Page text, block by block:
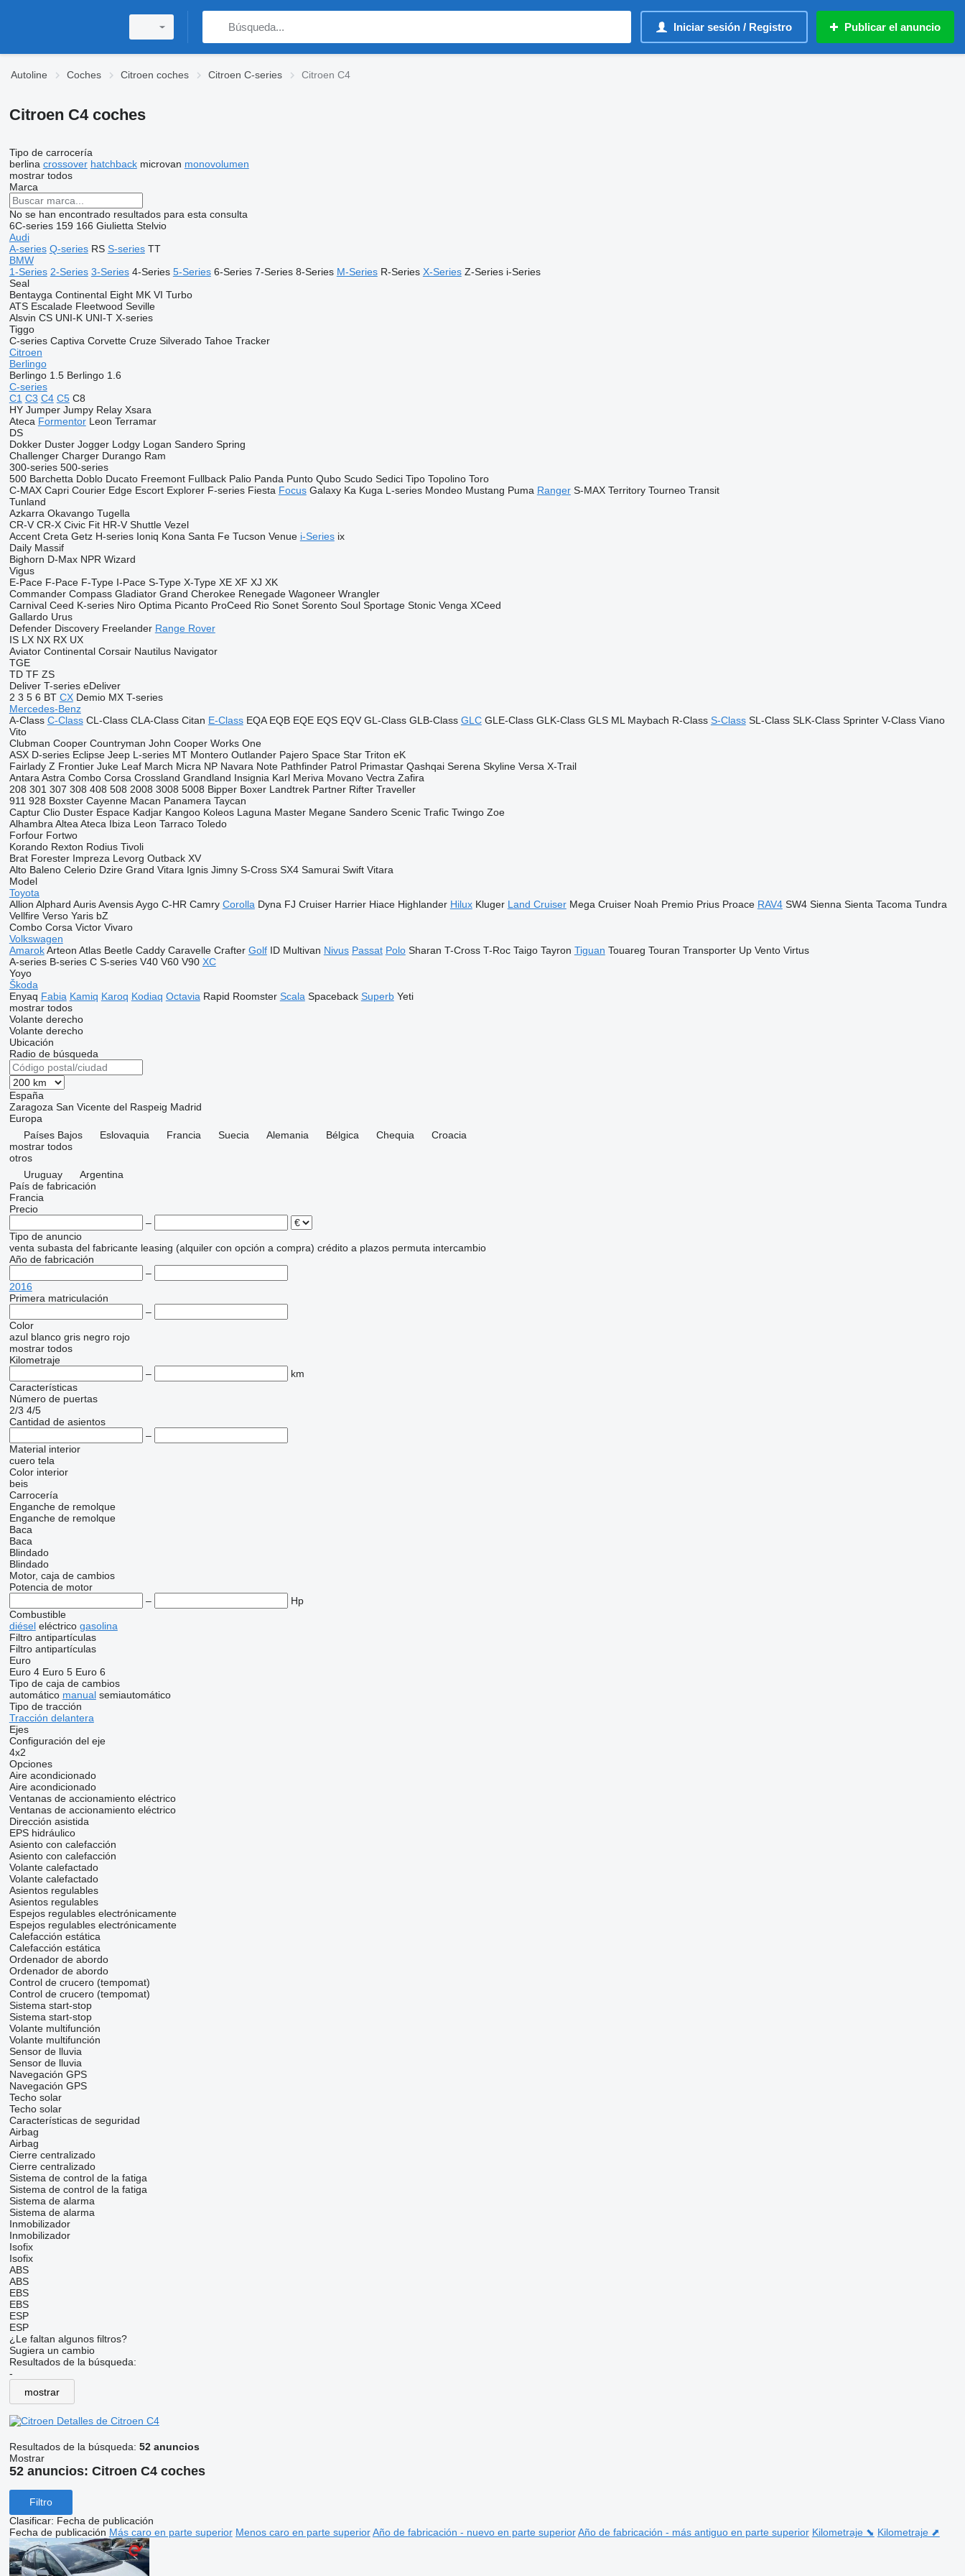
Iniciar sesión / Registro Publicar el anuncio
Autoline Coches Citroen coches Citroen C-series Citroen C4
Citroen C4 coches
Tipo de carrocería
berlina crossover hatchback microvan monovolumen
mostrar todos
Marca
No se han encontrado resultados para esta consulta
6C-series 159 166 Giulietta Stelvio
Audi
A-series Q-series RS S-series TT
BMW
1-Series 2-Series 3-Series 4-Series 5-Series 6-Series 7-Series 8-Series M-Series R-Series X-Series Z-Series i-Series
Seal
Bentayga Continental Eight MK VI Turbo
ATS Escalade Fleetwood Seville
Alsvin CS UNI-K UNI-T X-series
Tiggo
C-series Captiva Corvette Cruze Silverado Tahoe Tracker
Citroen
Berlingo
Berlingo 1.5 Berlingo 1.6
C-series
C1 C3 C4 C5 C8
HY Jumper Jumpy Relay Xsara
Ateca Formentor Leon Terramar
DS
Dokker Duster Jogger Lodgy Logan Sandero Spring
Challenger Charger Durango Ram
300-series 500-series
500 Barchetta Doblo Ducato Freemont Fullback Palio Panda Punto Qubo Scudo Sedici Tipo Topolino Toro
C-MAX Capri Courier Edge Escort Explorer F-series Fiesta Focus Galaxy Ka Kuga L-series Mondeo Mustang Puma Ranger S-MAX Territory Tourneo Transit
Tunland
Azkarra Okavango Tugella
CR-V CR-X Civic Fit HR-V Shuttle Vezel
Accent Creta Getz H-series Ioniq Kona Santa Fe Tucson Venue i-Series ix
Daily Massif
Bighorn D-Max NPR Wizard
Vigus
E-Pace F-Pace F-Type I-Pace S-Type X-Type XE XF XJ XK
Commander Compass Gladiator Grand Cherokee Renegade Wagoneer Wrangler
Carnival Ceed K-series Niro Optima Picanto ProCeed Rio Sonet Sorento Soul Sportage Stonic Venga XCeed
Gallardo Urus
Defender Discovery Freelander Range Rover
IS LX NX RX UX
Aviator Continental Corsair Nautilus Navigator
TGE
TD TF ZS
Deliver T-series eDeliver
2 3 5 6 BT CX Demio MX T-series
Mercedes-Benz
A-Class C-Class CL-Class CLA-Class Citan E-Class EQA EQB EQE EQS EQV GL-Class GLB-Class GLC GLE-Class GLK-Class GLS ML Maybach R-Class S-Class SL-Class SLK-Class Sprinter V-Class Viano
Vito
Clubman Cooper Countryman John Cooper Works One
ASX D-series Eclipse Jeep L-series MT Montero Outlander Pajero Space Star Triton eK
Fairlady Z Frontier Juke Leaf March Micra NP Navara Note Pathfinder Patrol Primastar Qashqai Serena Skyline Versa X-Trail
Antara Astra Combo Corsa Crossland Grandland Insignia Karl Meriva Movano Vectra Zafira
208 301 307 308 408 508 2008 3008 5008 Bipper Boxer Landtrek Partner Rifter Traveller
911 928 Boxster Cayenne Macan Panamera Taycan
Captur Clio Duster Espace Kadjar Kangoo Koleos Laguna Master Megane Sandero Scenic Trafic Twingo Zoe
Alhambra Altea Ateca Ibiza Leon Tarraco Toledo
Forfour Fortwo
Korando Rexton Rodius Tivoli
Brat Forester Impreza Levorg Outback XV
Alto Baleno Celerio Dzire Grand Vitara Ignis Jimny S-Cross SX4 Samurai Swift Vitara
Model
Toyota
Allion Alphard Auris Avensis Aygo C-HR Camry Corolla Dyna FJ Cruiser Harrier Hiace Highlander Hilux Kluger Land Cruiser Mega Cruiser Noah Premio Prius Proace RAV4 SW4 Sienna Sienta Tacoma Tundra
Vellfire Verso Yaris bZ
Combo Corsa Victor Vivaro
Volkswagen
Amarok Arteon Atlas Beetle Caddy Caravelle Crafter Golf ID Multivan Nivus Passat Polo Sharan T-Cross T-Roc Taigo Tayron Tiguan Touareg Touran Transporter Up Vento Virtus
A-series B-series C S-series V40 V60 V90 XC
Yoyo
Škoda
Enyaq Fabia Kamiq Karoq Kodiaq Octavia Rapid Roomster Scala Spaceback Superb Yeti
mostrar todos
Volante derecho
Volante derecho
Ubicación
Radio de búsqueda
España
Zaragoza San Vicente del Raspeig Madrid
Europa
Países Bajos
Eslovaquia Francia Suecia Alemania Bélgica Chequia
Croacia
mostrar todos
otros
Uruguay
Argentina
País de fabricación
Francia
Precio
–
Tipo de anuncio
venta subasta del fabricante leasing (alquiler con opción a compra) crédito a plazos permuta intercambio
Año de fabricación
–
2016
Primera matriculación
–
Color
azul blanco gris negro rojo
mostrar todos
Kilometraje
–
km
Características
Número de puertas
2/3 4/5
Cantidad de asientos
–
Material interior
cuero tela
Color interior
beis
Carrocería
Enganche de remolque
Enganche de remolque
Baca
Baca
Blindado
Blindado
Motor, caja de cambios
Potencia de motor
–
Hp
Combustible
diésel eléctrico gasolina
Filtro antipartículas
Filtro antipartículas
Euro
Euro 4 Euro 5 Euro 6
Tipo de caja de cambios
automático manual semiautomático
Tipo de tracción
Tracción delantera
Ejes
Configuración del eje
4x2
Opciones
Aire acondicionado
Aire acondicionado
Ventanas de accionamiento eléctrico
Ventanas de accionamiento eléctrico
Dirección asistida
EPS hidráulico
Asiento con calefacción
Asiento con calefacción
Volante calefactado
Volante calefactado
Asientos regulables
Asientos regulables
Espejos regulables electrónicamente
Espejos regulables electrónicamente
Calefacción estática
Calefacción estática
Ordenador de abordo
Ordenador de abordo
Control de crucero (tempomat)
Control de crucero (tempomat)
Sistema start-stop
Sistema start-stop
Volante multifunción
Volante multifunción
Sensor de lluvia
Sensor de lluvia
Navegación GPS
Navegación GPS
Techo solar
Techo solar
Características de seguridad
Airbag
Airbag
Cierre centralizado
Cierre centralizado
Sistema de control de la fatiga
Sistema de control de la fatiga
Sistema de alarma
Sistema de alarma
Inmobilizador
Inmobilizador
Isofix
Isofix
ABS
ABS
EBS
EBS
ESP
ESP
¿Le faltan algunos filtros?
Sugiera un cambio
Resultados de la búsqueda:
-
mostrar
Detalles de Citroen C4
Resultados de la búsqueda: 52 anuncios
Mostrar
52 anuncios: Citroen C4 coches
Filtro
Clasificar: Fecha de publicación
Fecha de publicación Más caro en parte superior Menos caro en parte superior Año de fabricación - nuevo en parte superior Año de fabricación - más antiguo en parte superior Kilometraje ⬊ Kilometraje ⬈